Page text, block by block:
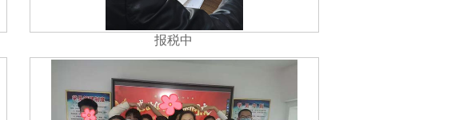
报税中